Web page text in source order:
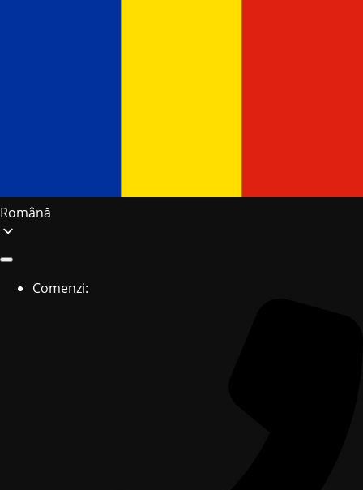
Română
Comenzi: